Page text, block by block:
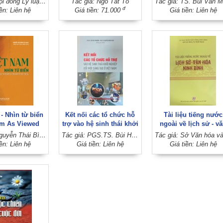
số vấn đề
Liên hệ
Giá tiền: 71.000đ
Giá tiền: Liên hệ
- Nhìn từ biển
As Viewed
the Sea)
Tác giả: Nguyễn Thái Bình (Chủ biên)
Liên hệ
Kết nối các tổ chức hỗ
trợ vào hệ sinh thái khởi
nghiệp đổi mới sáng tạo
ở Việt Nam (Sách
Tác giả: PGS.TS. Bùi Huy Nhượng - PGS.TS. Nguyễn Minh Ngọc (Đồng chủ biên)
Giá tiền: Liên hệ
Tài liệu tiếng nước
ngoài về lịch sử -
hóa Ninh Bình
Giá tiền: Liên hệ